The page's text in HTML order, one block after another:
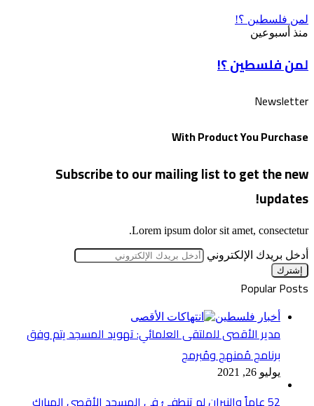
لمن فلسطين ؟!
منذ أسبوعين
لمن فلسطين ؟!
Newsletter
With Product You Purchase
Subscribe to our mailing list to get the new
updates!
Lorem ipsum dolor sit amet, consectetur.
أدخل بريدك الإلكتروني
Popular Posts
أخبار فلسطين
مدير الأقصى للملتقى العلمائي: تهويد المسجد يتم وفق
برنامج مُمنهج ومُبرمج
يوليو 26, 2021